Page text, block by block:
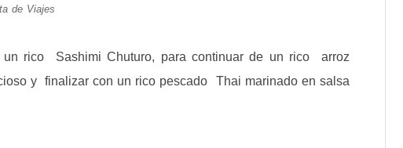
de Viajes
un rico Sashimi Chuturo, para continuar de un rico arroz
y finalizar con un rico pescado Thai marinado en salsa